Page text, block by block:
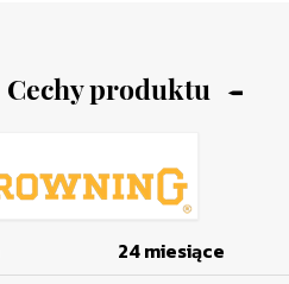
Cechy produktu
24 miesiące